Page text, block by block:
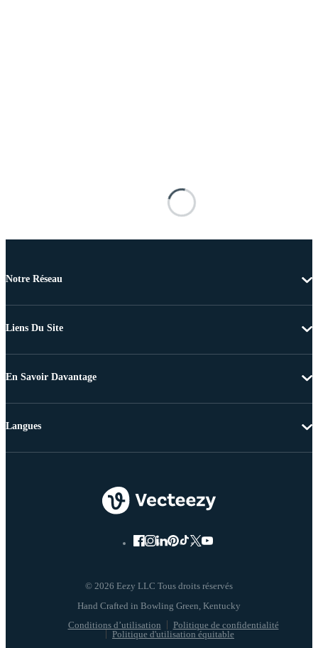
Notre Réseau
Liens Du Site
En Savoir Davantage
© 2026 Eezy LLC Tous droits réservés
Conditions d’utilisation
Politique de confidentialité
Politique d'utilisation équitable
Langues